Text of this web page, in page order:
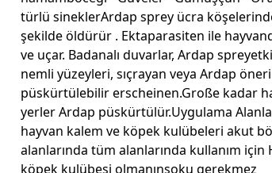
türlü sineklerArdap sprey ücra
şekilde öldürür . Ektaparasiten ile
ve uçar. Badanalı duvarlar, Ardap
nemli yüzeyleri, sıçrayan veya Ardap
püskürtülebilir erscheinen.Große kadar
yerler Ardap püskürtülür.Uygulama
hayvan kalem ve köpek kulübeleri akut
alanlarında tüm alanlarında kullanım için
köpek kulübesi olmanınşoku gerekmez